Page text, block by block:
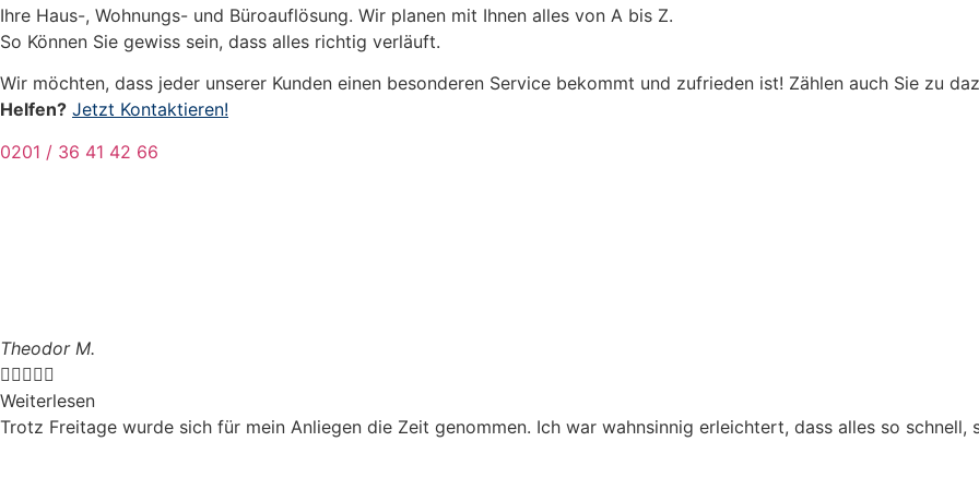
Ihre Haus-, Wohnungs- und Büroauflösung. Wir planen mit Ihnen alles von A bis Z.
So Können Sie gewiss sein, dass alles richtig verläuft.
Wir möchten, dass jeder unserer Kunden einen besonderen Service bekommt und zufrieden ist! Zählen auch Sie zu
Helfen? Jetzt Kontaktieren!
0201 / 36 41 42 66
Theodor M.

Weiterlesen
Trotz Freitage wurde sich für mein Anliegen die Zeit genommen. Ich war wahnsinnig erleichtert, dass alles so